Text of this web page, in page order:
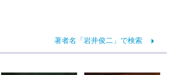
著者名「岩井俊二」で検索